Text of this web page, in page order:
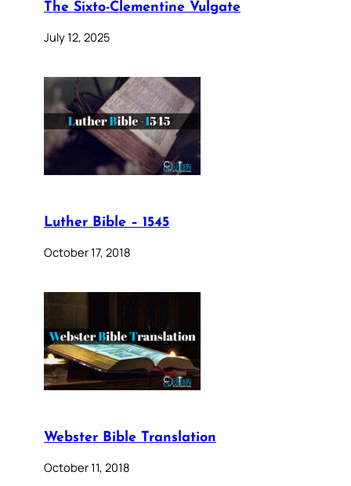
The Sixto-Clementine Vulgate
July 12, 2025
Luther Bible – 1545
October 17, 2018
Webster Bible Translation
October 11, 2018